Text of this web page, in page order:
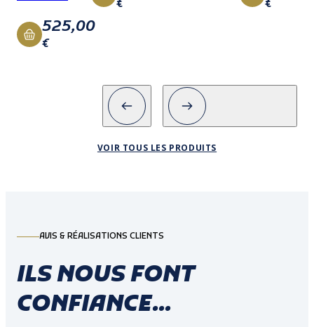
525,00
€
€ €
VOIR TOUS LES PRODUITS
AVIS & RÉALISATIONS CLIENTS
ILS NOUS FONT
CONFIANCE...